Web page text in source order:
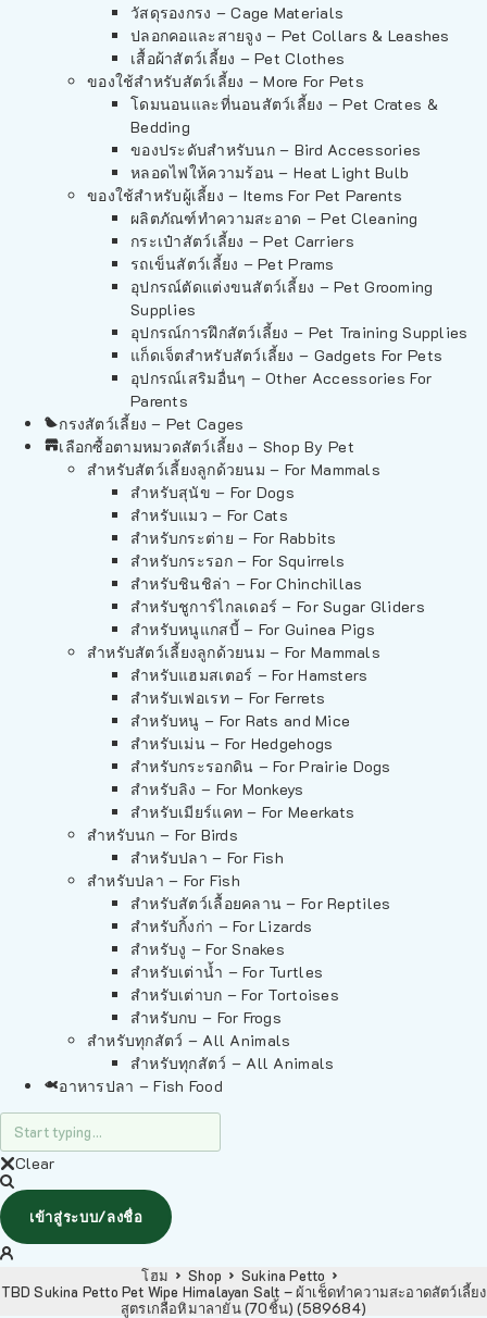
วัสดุรองกรง – Cage Materials
ปลอกคอและสายจูง – Pet Collars & Leashes
เสื้อผ้าสัตว์เลี้ยง – Pet Clothes
ของใช้สำหรับสัตว์เลี้ยง – More For Pets
โดมนอนและที่นอนสัตว์เลี้ยง – Pet Crates &
Bedding
ของประดับสำหรับนก – Bird Accessories
หลอดไฟให้ความร้อน – Heat Light Bulb
ของใช้สำหรับผู้เลี้ยง – Items For Pet Parents
ผลิตภัณฑ์ทำความสะอาด – Pet Cleaning
กระเป๋าสัตว์เลี้ยง – Pet Carriers
รถเข็นสัตว์เลี้ยง – Pet Prams
อุปกรณ์ตัดแต่งขนสัตว์เลี้ยง – Pet Grooming
Supplies
อุปกรณ์การฝึกสัตว์เลี้ยง – Pet Training Supplies
แก็ดเจ็ตสำหรับสัตว์เลี้ยง – Gadgets For Pets
อุปกรณ์เสริมอื่นๆ – Other Accessories For
Parents
กรงสัตว์เลี้ยง – Pet Cages
เลือกซื้อตามหมวดสัตว์เลี้ยง – Shop By Pet
สำหรับสัตว์เลี้ยงลูกด้วยนม – For Mammals
สำหรับสุนัข – For Dogs
สำหรับแมว – For Cats
สำหรับกระต่าย – For Rabbits
สำหรับกระรอก – For Squirrels
สำหรับชินชิล่า – For Chinchillas
สำหรับชูการ์ไกลเดอร์ – For Sugar Gliders
สำหรับหนูแกสบี้ – For Guinea Pigs
สำหรับสัตว์เลี้ยงลูกด้วยนม – For Mammals
สำหรับแฮมสเตอร์ – For Hamsters
สำหรับเฟอเรท – For Ferrets
สำหรับหนู – For Rats and Mice
สำหรับเม่น – For Hedgehogs
สำหรับกระรอกดิน – For Prairie Dogs
สำหรับลิง – For Monkeys
สำหรับเมียร์แคท – For Meerkats
สำหรับนก – For Birds
สำหรับปลา – For Fish
สำหรับปลา – For Fish
สำหรับสัตว์เลื้อยคลาน – For Reptiles
สำหรับกิ้งก่า – For Lizards
สำหรับงู – For Snakes
สำหรับเต่าน้ำ – For Turtles
สำหรับเต่าบก – For Tortoises
สำหรับกบ – For Frogs
สำหรับทุกสัตว์ – All Animals
สำหรับทุกสัตว์ – All Animals
อาหารปลา – Fish Food
Clear
เข้าสู่ระบบ/ลงชื่อ
โฮม Shop
Sukina Petto
TBD Sukina Petto Pet Wipe Himalayan Salt – ผ้าเช็ดทำความสะอาดสัตว์เลี้ยง
สูตรเกลือหิมาลายัน (70ชิ้น) (589684)